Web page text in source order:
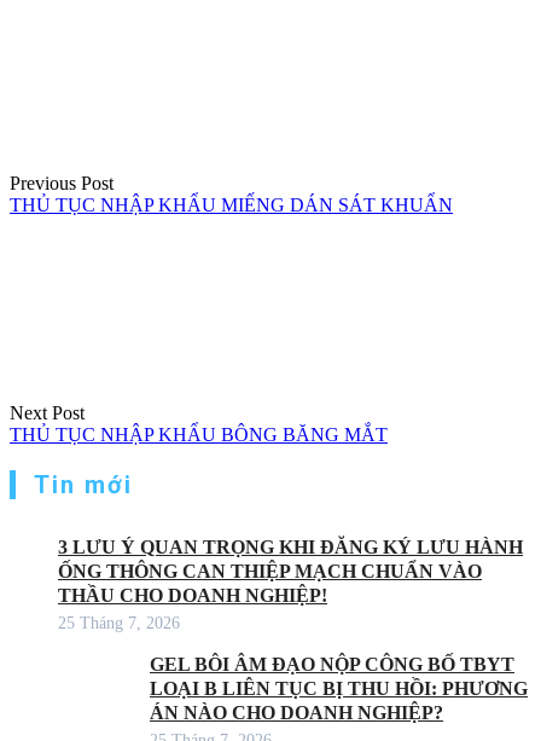
Previous Post
THỦ TỤC NHẬP KHẨU MIẾNG DÁN SÁT KHUẨN
Next Post
THỦ TỤC NHẬP KHẨU BÔNG BĂNG MẮT
Tin mới
3 LƯU Ý QUAN TRỌNG KHI ĐĂNG KÝ LƯU HÀNH
ỐNG THÔNG CAN THIỆP MẠCH CHUẨN VÀO
THẦU CHO DOANH NGHIỆP!
25 Tháng 7, 2026
GEL BÔI ÂM ĐẠO NỘP CÔNG BỐ TBYT
LOẠI B LIÊN TỤC BỊ THU HỒI: PHƯƠNG
ÁN NÀO CHO DOANH NGHIỆP?